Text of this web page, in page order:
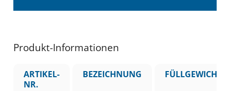
Produkt-Informationen
ARTIKEL-
NR.
BEZEICHNUNG FÜLLGEWICHT